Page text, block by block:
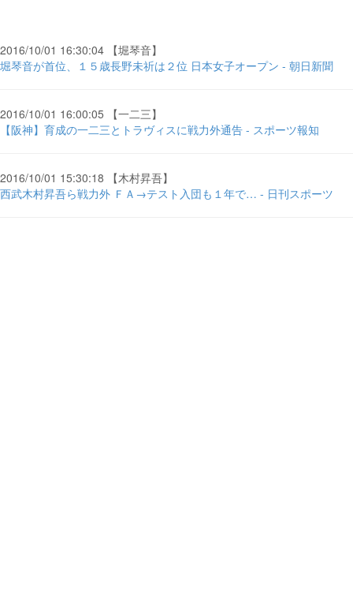
2016/10/01 16:30:04 【堀琴音】
堀琴音が首位、１５歳長野未祈は２位 日本女子オープン - 朝日新聞
2016/10/01 16:00:05 【一二三】
【阪神】育成の一二三とトラヴィスに戦力外通告 - スポーツ報知
2016/10/01 15:30:18 【木村昇吾】
西武木村昇吾ら戦力外 ＦＡ→テスト入団も１年で… - 日刊スポーツ